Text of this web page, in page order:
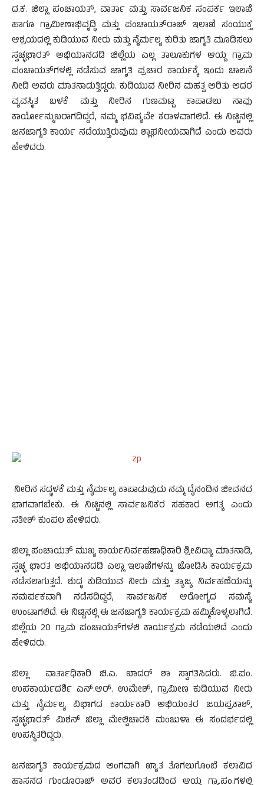
ದ.ಕ. ಜಿಲ್ಲಾ ಪಂಚಾಯತ್, ವಾರ್ತಾ ಮತ್ತು ಸಾರ್ವಜನಿಕ ಸಂಪರ್ಕ ಇಲಾಖೆ
ಹಾಗೂ ಗ್ರಾಮೀಣಾಭಿವೃದ್ಧಿ ಮತ್ತು ಪಂಚಾಯತ್‍ರಾಜ್ ಇಲಾಖೆ ಸಂಯುಕ್ತ
ಆಶ್ರಯದಲ್ಲಿ ಕುಡಿಯುವ ನೀರು ಮತ್ತು ನೈರ್ಮಲ್ಯ ಕುರಿತು ಜಾಗೃತಿ ಮೂಡಿಸಲು
ಸ್ವಚ್ಛಭಾರತ್ ಅಭಿಯಾನದಡಿ ಜಿಲ್ಲೆಯ ಎಲ್ಲ ತಾಲೂಕುಗಳ ಆಯ್ದ ಗ್ರಾಮ
ಪಂಚಾಯತ್‍ಗಳಲ್ಲಿ ನಡೆಸುವ ಜಾಗೃತಿ ಪ್ರಚಾರ ಕಾರ್ಯಕ್ಕೆ ಇಂದು ಚಾಲನೆ
ನೀಡಿ ಅವರು ಮಾತನಾಡುತ್ತಿದ್ದರು. ಕುಡಿಯುವ ನೀರಿನ ಮಹತ್ವ ಅರಿತು ಅದರ
ವ್ಯವಸ್ಥಿತ ಬಳಕೆ ಮತ್ತು ನೀರಿನ ಗುಣಮಟ್ಟ ಕಾಪಾಡಲು ನಾವು
ಕಾರ್ಯೋನ್ಮುಖರಾಗದಿದ್ದರೆ, ನಮ್ಮ ಭವಿಷ್ಯವೇ ಕರಾಳವಾಗಲಿದೆ. ಈ ನಿಟ್ಟಿನಲ್ಲಿ
ಜನಜಾಗೃತಿ ಕಾರ್ಯ ನಡೆಯುತ್ತಿರುವುದು ಶ್ಲಾಘನೀಯವಾಗಿದೆ ಎಂದು ಅವರು
ಹೇಳಿದರು.
ನೀರಿನ ಸದ್ಭಳಕೆ ಮತ್ತು ನೈರ್ಮಲ್ಯ ಕಾಪಾಡುವುದು ನಮ್ಮ ದೈನಂದಿನ ಜೀವನದ
ಭಾಗವಾಗಬೇಕು. ಈ ನಿಟ್ಟಿನಲ್ಲಿ ಸಾರ್ವಜನಿಕರ ಸಹಕಾರ ಅಗತ್ಯ ಎಂದು
ಸತೀಶ್ ಕುಂಪಲ ಹೇಳಿದರು.
ಜಿಲ್ಲಾ ಪಂಚಾಯತ್ ಮುಖ್ಯ ಕಾರ್ಯನಿರ್ವಹಣಾಧಿಕಾರಿ ಶ್ರೀವಿದ್ಯಾ ಮಾತನಾಡಿ,
ಸ್ವಚ್ಛ ಭಾರತ ಅಭಿಯಾನದಡಿ ಎಲ್ಲಾ ಇಲಾಖೆಗಳನ್ನು ಜೋಡಿಸಿ ಕಾರ್ಯಕ್ರಮ
ನಡೆಸಲಾಗುತ್ತದೆ. ಶುದ್ಧ ಕುಡಿಯುವ ನೀರು ಮತ್ತು ತ್ಯಾಜ್ಯ ನಿರ್ವಹಣೆಯನ್ನು
ಸಮರ್ಪಕವಾಗಿ ನಡೆಸದಿದ್ದರೆ, ಸಾರ್ವಜನಿಕ ಆರೋಗ್ಯದ ಸಮಸ್ಯೆ
ಉಂಟಾಗಲಿದೆ. ಈ ನಿಟ್ಟಿನಲ್ಲಿ ಈ ಜನಜಾಗೃತಿ ಕಾರ್ಯಕ್ರಮ ಹಮ್ಮಿಕೊಳ್ಳಲಾಗಿದೆ.
ಜಿಲ್ಲೆಯ 20 ಗ್ರಾಮ ಪಂಚಾಯತ್‍ಗಳಲಿ ಕಾರ್ಯಕ್ರಮ ನಡೆಯಲಿದೆ ಎಂದು
ಹೇಳಿದರು.
ಜಿಲ್ಲಾ ವಾರ್ತಾಧಿಕಾರಿ ಬಿ.ಎ. ಖಾದರ್ ಶಾ ಸ್ವಾಗತಿಸಿದರು. ಜಿ.ಪಂ.
ಉಪಕಾರ್ಯದರ್ಶಿ ಎನ್.ಆರ್. ಉಮೇಶ್, ಗ್ರಾಮೀಣ ಕುಡಿಯುವ ನೀರು
ಮತ್ತು ನೈರ್ಮಲ್ಯ ವಿಭಾಗದ ಕಾರ್ಯಕಾರಿ ಅಭಿಯಂತರ ಜಯಪ್ರಕಾಶ್,
ಸ್ವಚ್ಛಭಾರತ್ ಮಿಶನ್ ಜಿಲ್ಲಾ ಮೇಲ್ವಿಚಾರಕಿ ಮಂಜುಳಾ ಈ ಸಂದರ್ಭದಲ್ಲಿ
ಉಪಸ್ಥಿತರಿದ್ದರು.
ಜನಜಾಗೃತಿ ಕಾರ್ಯಕ್ರಮದ ಅಂಗವಾಗಿ ಖ್ಯಾತ ತೊಗಲುಗೊಂಬೆ ಕಲಾವಿದ